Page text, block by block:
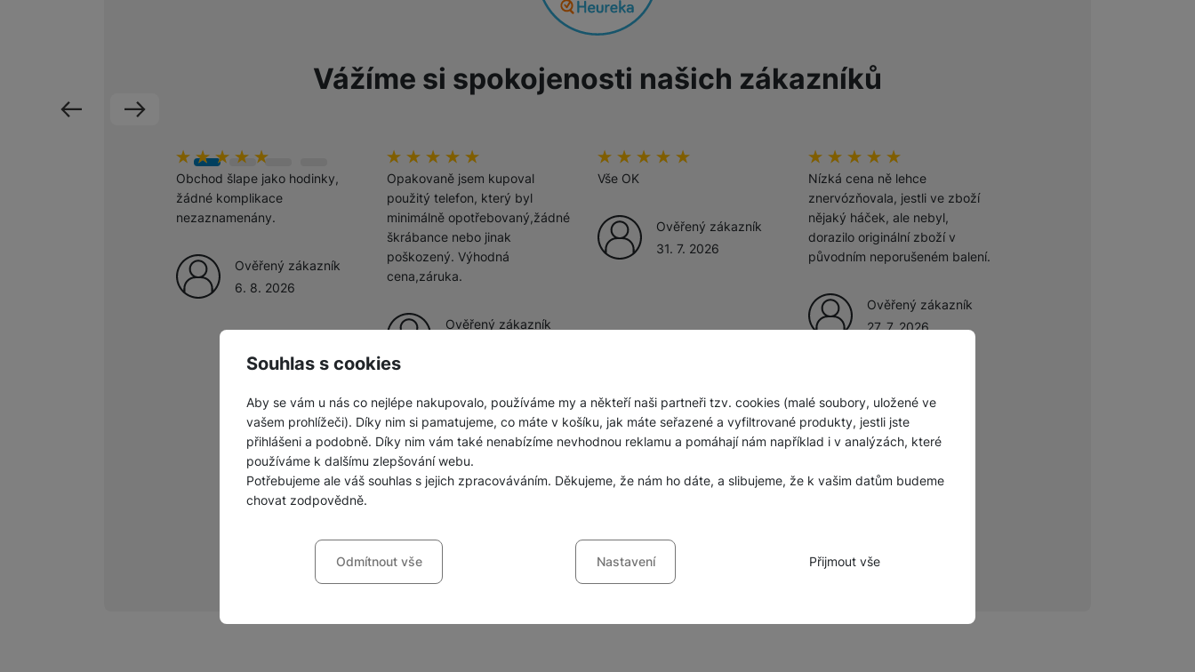
Souhlas s cookies
Aby se vám u nás co nejlépe nakupovalo, používáme my a někteří naši partneři tzv. cookies (malé soubory, uložené ve
vašem prohlížeči). Díky nim si pamatujeme, co máte v košíku, jak máte seřazené a vyfiltrované produkty, jestli jste
přihlášeni a podobně. Díky nim vám také nenabízíme nevhodnou reklamu a pomáhají nám například i v analýzách, které
používáme k dalšímu zlepšování webu.
Potřebujeme ale váš souhlas s jejich zpracováváním. Děkujeme, že nám ho dáte, a slibujeme, že k vašim datům budeme
chovat zodpovědně.
Nastavení souhlasů s kategoriemi cookies
bez těchto cookies náš web nebude fungovat
VŽDY AKTIVNÍ
Odmítnout vše Nastavení Přijmout vše
Vážíme si spokojenosti našich zákazníků
hodnoceni_zakazniku
100%
Obchod šlape jako hodinky,
žádné komplikace
nezaznamenány.
Ověřený zákazník
6. 8. 2026
hodnoceni_zakazniku
100%
Opakovaně jsem kupoval
použitý telefon, který byl
minimálně opotřebovaný,žádné
škrábance nebo jinak
poškozený. Výhodná
cena,záruka.
Ověřený zákazník
hodnoceni_zakazniku
100%
Vše OK
Ověřený zákazník
31. 7. 2026
hodnoceni_zakazniku
100%
Nízká cena ně lehce
znervózňovala, jestli ve zboží
nějaký háček, ale nebyl,
dorazilo originální zboží v
původním neporušeném balení.
Ověřený zákazník
27. 7. 2026
Zobrazit všechny